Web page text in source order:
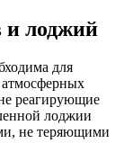
и лоджий
для
атмосферных
реагирующие
лоджии
не теряющими